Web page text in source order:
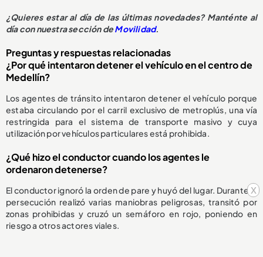
x
¿Quieres estar al día de las últimas novedades? Manténte al
día con nuestra sección deMovilidad.
Preguntas y respuestas relacionadas
¿Por qué intentaron detener el vehículo en el centro de
Medellín?
Los agentes de tránsito intentaron detener el vehículo porque
estaba circulando por el carril exclusivo de metroplús, una vía
restringida para el sistema de transporte masivo y cuya
utilización por vehículos particulares está prohibida.
¿Qué hizo el conductor cuando los agentes le
ordenaron detenerse?
El conductor ignoró la orden de pare y huyó del lugar. Durante la
persecución realizó varias maniobras peligrosas, transitó por
zonas prohibidas y cruzó un semáforo en rojo, poniendo en
riesgo a otros actores viales.